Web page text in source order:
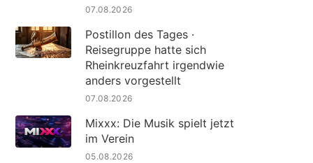
07.08.2026
Postillon des Tages ·
Reisegruppe hatte sich
Rheinkreuzfahrt irgendwie
anders vorgestellt
07.08.2026
Mixxx: Die Musik spielt jetzt
im Verein
05.08.2026